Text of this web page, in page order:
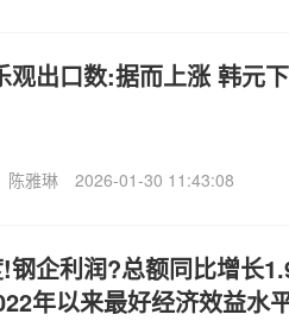
观出口数:据而上涨 韩元
陈雅琳 2026-01-30 11:43:08
钢企利润?总额同比增长
年以来最好经济效益水